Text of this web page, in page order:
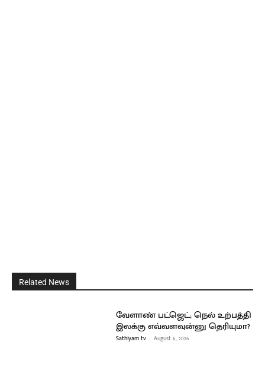
Related News
வேளாண் பட்ஜெட்; நெல் உற்பத்தி
இலக்கு எவ்வளவுன்னு தெரியுமா?
Sathiyam tv - August 6, 2026